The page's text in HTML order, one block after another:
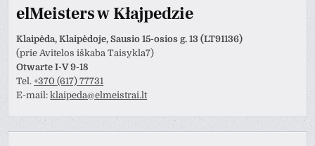
elMeisters w Kłajpedzie
Klaipėda, Klaipėdoje, Sausio 15-osios g. 13 (LT91136)
(prie Avitelos iškaba Taisykla7)
Otwarte I-V 9-18
Tel.+370 (617) 77731
E-mail:klaipeda@elmeistrai.lt